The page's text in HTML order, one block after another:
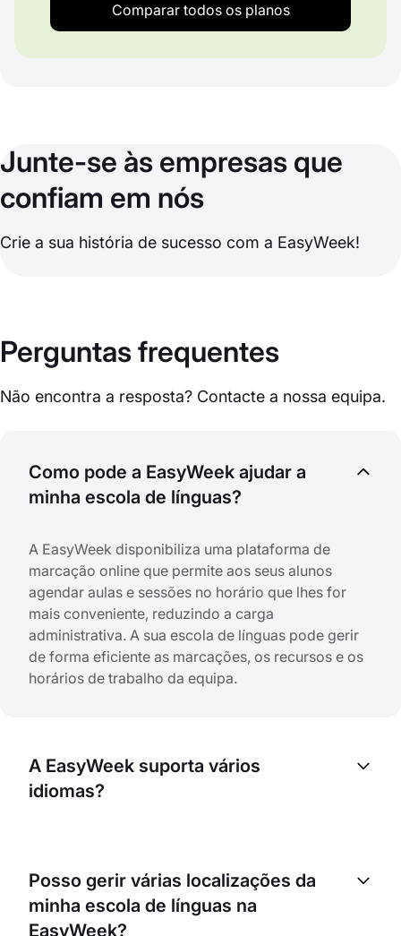
Comparar todos os planos
Junte-se às empresas que
confiam em nós
Crie a sua história de sucesso com a EasyWeek!
Perguntas frequentes
Não encontra a resposta? Contacte a nossa equipa.
Como pode a EasyWeek ajudar a
minha escola de línguas?
A EasyWeek disponibiliza uma plataforma de
marcação online que permite aos seus alunos
agendar aulas e sessões no horário que lhes for
mais conveniente, reduzindo a carga
administrativa. A sua escola de línguas pode gerir
de forma eficiente as marcações, os recursos e os
horários de trabalho da equipa.
A EasyWeek suporta vários
idiomas?
diferentes contextos linguísticos.
Posso gerir várias localizações da
minha escola de línguas na
EasyWeek?